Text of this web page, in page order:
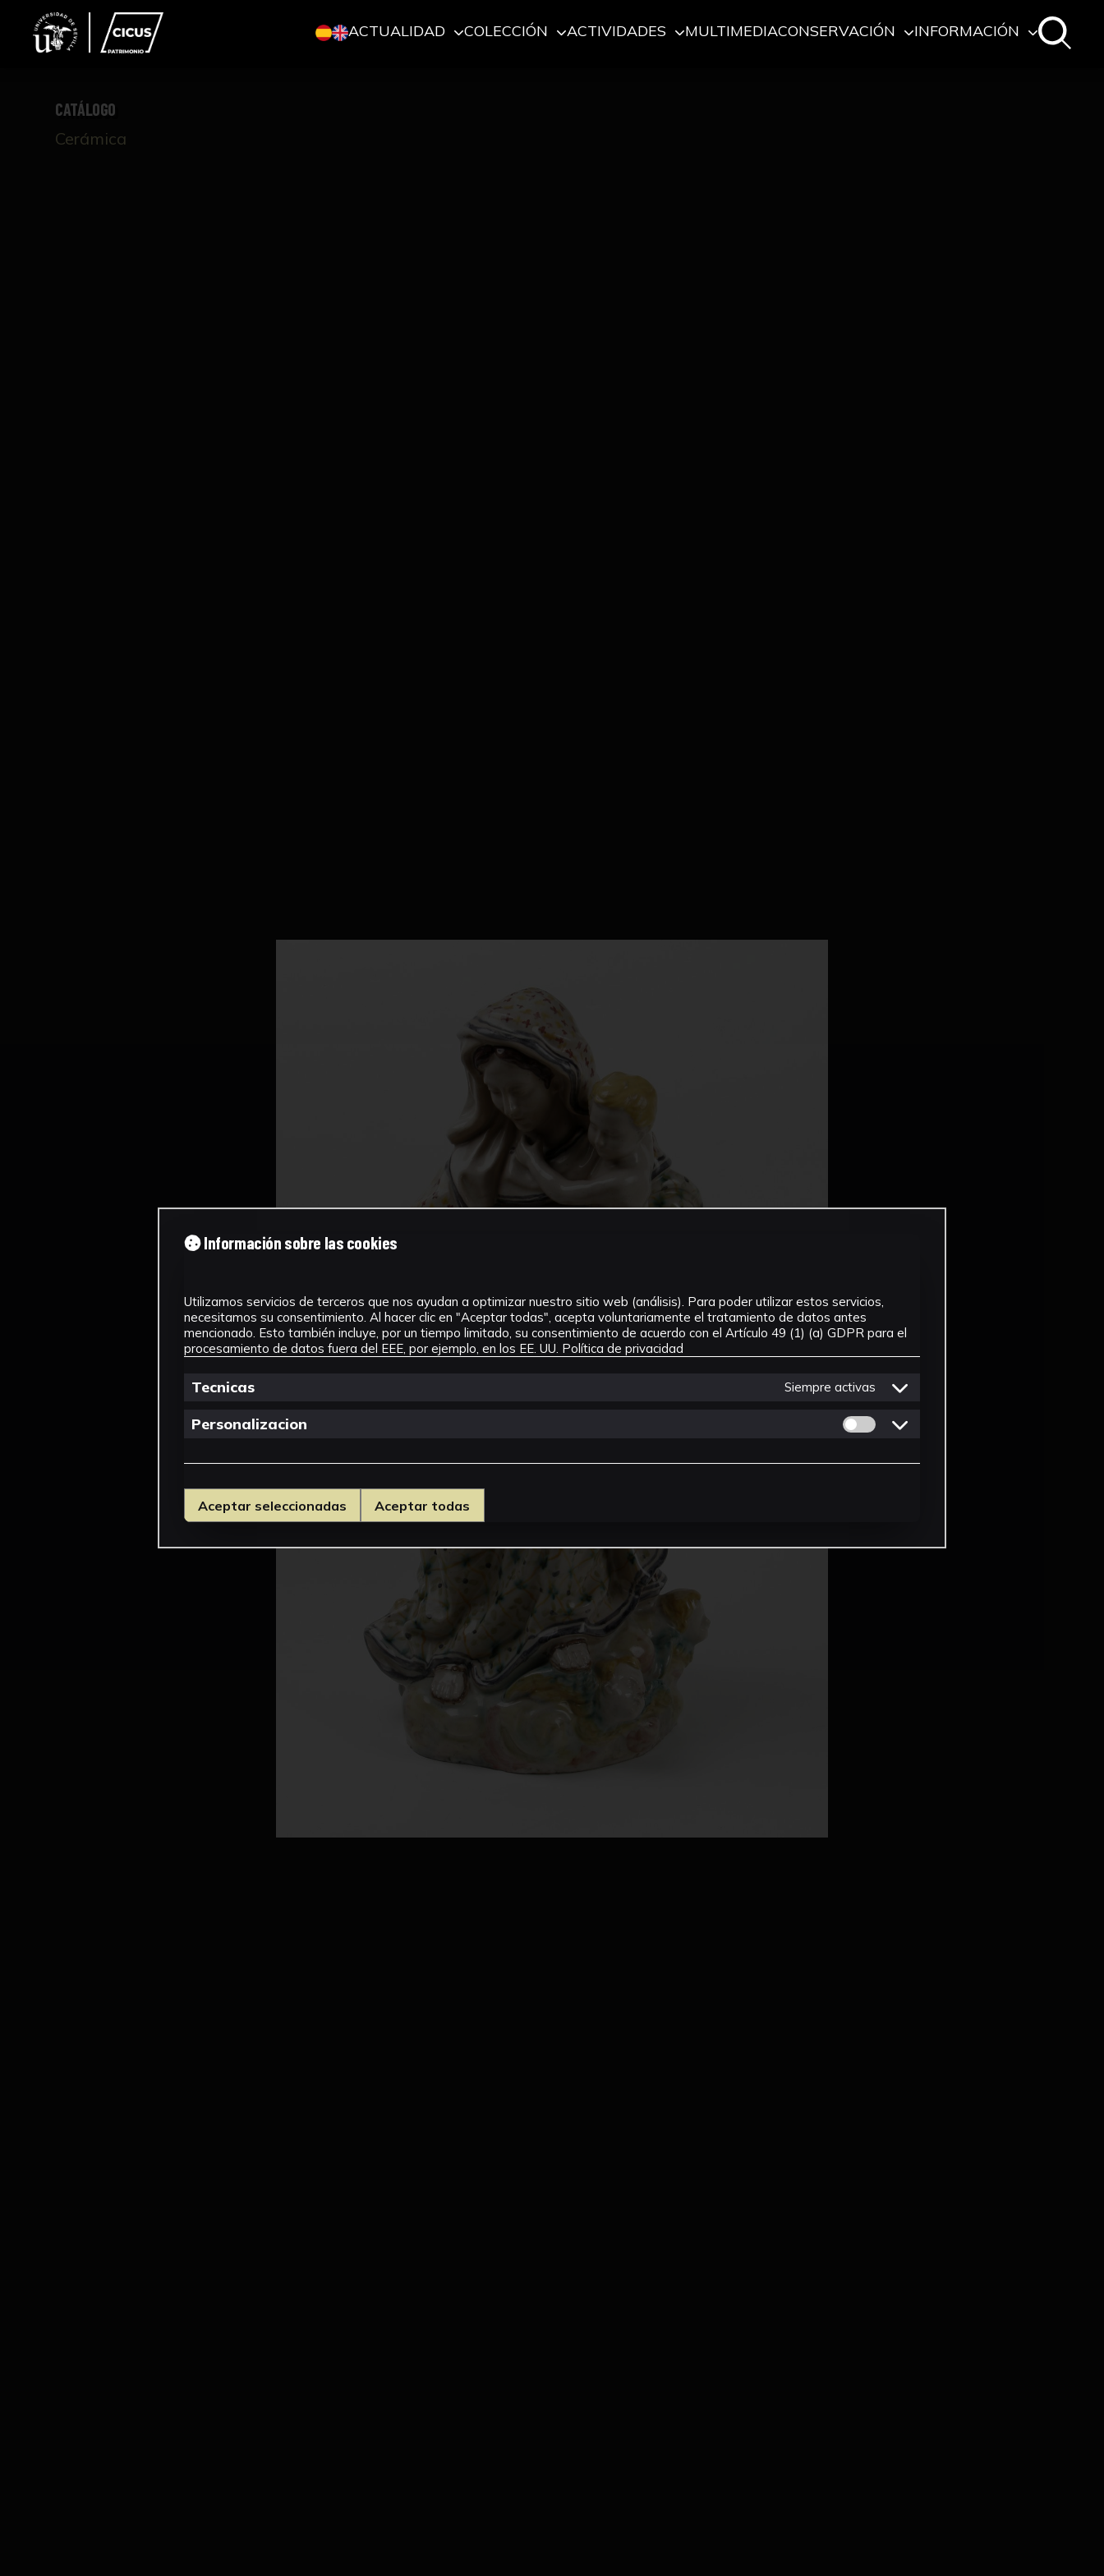
ACTUALIDAD COLECCIÓN ACTIVIDADES MULTIMEDIACONSERVACIÓN INFORMACIÓN
CATÁLOGO
Cerámica
Información sobre las cookies
Utilizamos servicios de terceros que nos ayudan a optimizar nuestro sitio web (análisis). Para poder utilizar estos servicios,
necesitamos su consentimiento. Al hacer clic en "Aceptar todas", acepta voluntariamente el tratamiento de datos antes
mencionado. Esto también incluye, por un tiempo limitado, su consentimiento de acuerdo con el Artículo 49 (1) (a) GDPR para el
procesamiento de datos fuera del EEE, por ejemplo, en los EE. UU. Política de privacidad
Tecnicas Siempre activas
Personalizacion Permitir cookies de Personalizacion
Aceptar seleccionadas Aceptar todas